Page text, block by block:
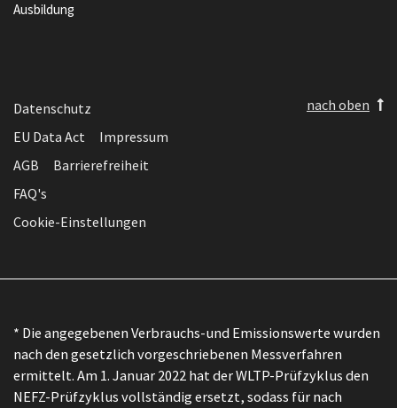
Ausbildung
Datenschutz
EU Data Act
Impressum
AGB
Barrierefreiheit
FAQ's
Cookie-Einstellungen
nach oben
* Die angegebenen Verbrauchs-und Emissionswerte wurden
nach den gesetzlich vorgeschriebenen Messverfahren
ermittelt. Am 1. Januar 2022 hat der WLTP-Prüfzyklus den
NEFZ-Prüfzyklus vollständig ersetzt, sodass für nach